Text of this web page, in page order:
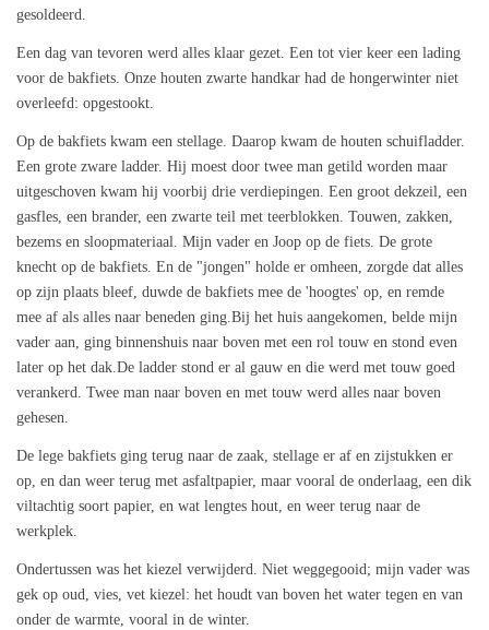
gesoldeerd.
Een dag van tevoren werd alles klaar gezet. Een tot vier keer een lading
voor de bakfiets. Onze houten zwarte handkar had de hongerwinter niet
overleefd: opgestookt.
Op de bakfiets kwam een stellage. Daarop kwam de houten schuifladder.
Een grote zware ladder. Hij moest door twee man getild worden maar
uitgeschoven kwam hij voorbij drie verdiepingen. Een groot dekzeil, een
gasfles, een brander, een zwarte teil met teerblokken. Touwen, zakken,
bezems en sloopmateriaal. Mijn vader en Joop op de fiets. De grote
knecht op de bakfiets. En de "jongen" holde er omheen, zorgde dat alles
op zijn plaats bleef, duwde de bakfiets mee de 'hoogtes' op, en remde
mee af als alles naar beneden ging.Bij het huis aangekomen, belde mijn
vader aan, ging binnenshuis naar boven met een rol touw en stond even
later op het dak.De ladder stond er al gauw en die werd met touw goed
verankerd. Twee man naar boven en met touw werd alles naar boven
gehesen.
De lege bakfiets ging terug naar de zaak, stellage er af en zijstukken er
op, en dan weer terug met asfaltpapier, maar vooral de onderlaag, een dik
viltachtig soort papier, en wat lengtes hout, en weer terug naar de
werkplek.
Ondertussen was het kiezel verwijderd. Niet weggegooid; mijn vader was
gek op oud, vies, vet kiezel: het houdt van boven het water tegen en van
onder de warmte, vooral in de winter.